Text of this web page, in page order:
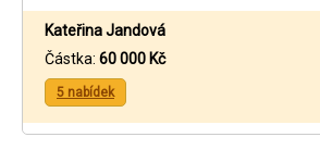
Kateřina Jandová
Částka: 60 000 Kč
5 nabídek